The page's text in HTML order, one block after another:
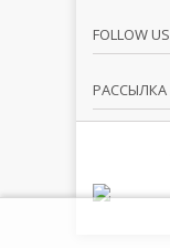
FOLLOW US
РАССЫЛКА